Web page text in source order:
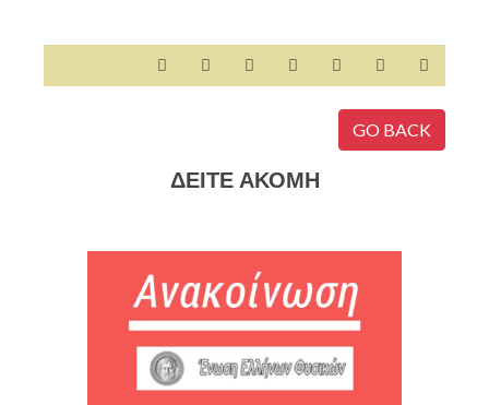
GO BACK
ΔΕΙΤΕ ΑΚΟΜΗ